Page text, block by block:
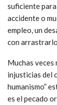
suficiente
accidente o
empleo, un
con
Muchas veces
injusticias del
humanismo”
es el pecado